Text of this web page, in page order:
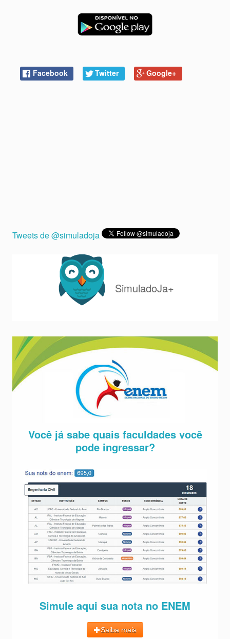
Facebook Twitter Google+
Tweets de @simuladoja
SimuladoJa+
Você já sabe quais faculdades você
pode ingressar?
Simule aqui sua nota no ENEM
Saiba mais